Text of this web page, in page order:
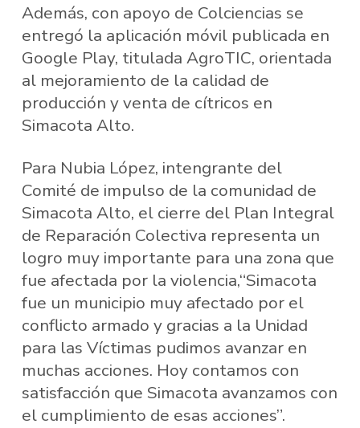
Además, con apoyo de Colciencias se
entregó la aplicación móvil publicada en
Google Play, titulada AgroTIC, orientada
al mejoramiento de la calidad de
producción y venta de cítricos en
Simacota Alto.
Para Nubia López, intengrante del
Comité de impulso de la comunidad de
Simacota Alto, el cierre del Plan Integral
de Reparación Colectiva representa un
logro muy importante para una zona que
fue afectada por la violencia,“Simacota
fue un municipio muy afectado por el
conflicto armado y gracias a la Unidad
para las Víctimas pudimos avanzar en
muchas acciones. Hoy contamos con
satisfacción que Simacota avanzamos con
el cumplimiento de esas acciones”.